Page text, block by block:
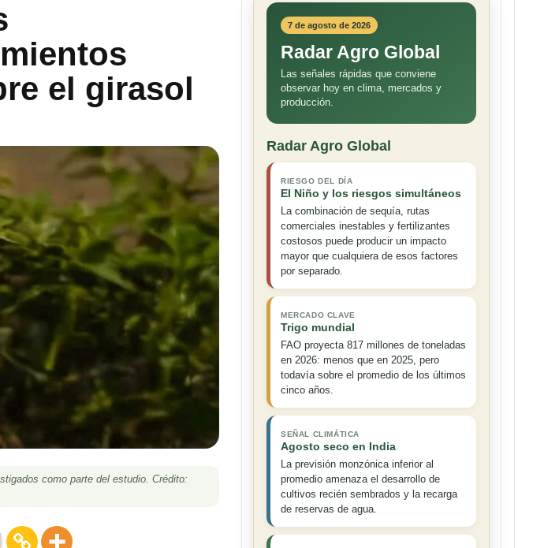
el girasol
como parte del estudio. Crédito:
7 de agosto de 2026
Radar Agro Global
Las señales rápidas que conviene
observar hoy en clima, mercados y
producción.
Radar Agro Global
RIESGO DEL DÍA
El Niño y los riesgos simultáneos
La combinación de sequía, rutas
comerciales inestables y fertilizantes
costosos puede producir un impacto
mayor que cualquiera de esos factores
por separado.
MERCADO CLAVE
Trigo mundial
FAO proyecta 817 millones de toneladas
en 2026: menos que en 2025, pero
todavía sobre el promedio de los últimos
cinco años.
SEÑAL CLIMÁTICA
Agosto seco en India
La previsión monzónica inferior al
promedio amenaza el desarrollo de
cultivos recién sembrados y la recarga
de reservas de agua.